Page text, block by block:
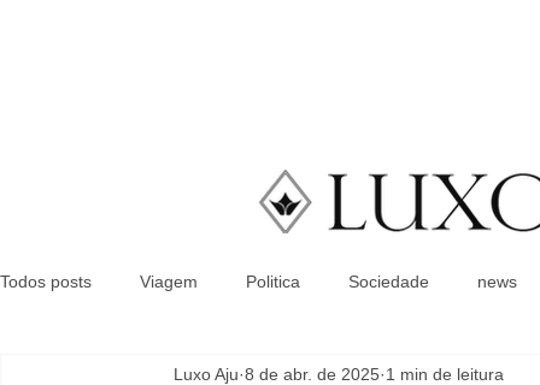
Todos posts Viagem Politica Sociedade news
Luxo Aju 8 de abr. de 2025 1 min de leitura